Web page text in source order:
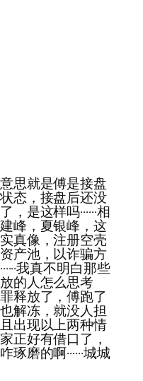
思就是傅是接盘
态，接盘后还没
是这样吗······相
峰，夏银峰，这
真像，注册空壳
产池，以诈骗方
我真不明白那些
的人怎么思考
释放了，傅跑了
解冻，就没人担
出现以上两种情
正好有借口了，
磨的啊······城城